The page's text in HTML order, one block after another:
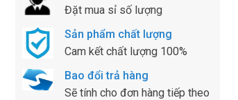
Đặt mua sỉ số lượng
Sản phẩm chất lượng
Cam kết chất lượng 100%
Bao đổi trả hàng
Sẽ tính cho đơn hàng tiếp theo